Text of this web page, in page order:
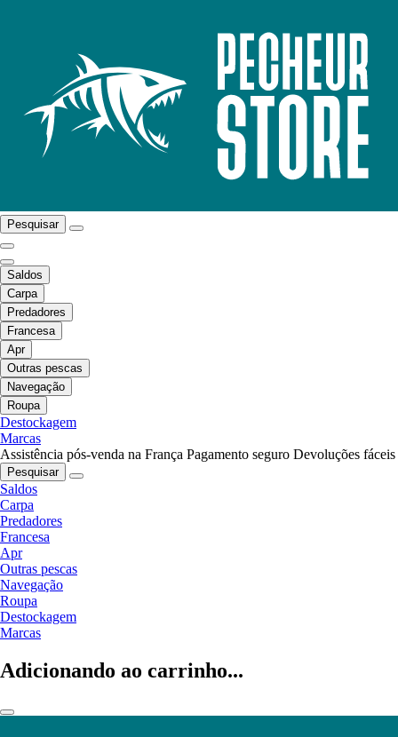
Pesquisar
Saldos
Carpa
Predadores
Francesa
Apr
Outras pescas
Navegação
Roupa
Destockagem
Marcas
Assistência pós-venda na França Pagamento seguro Devoluções fáceis
Pesquisar
Saldos
Carpa
Predadores
Francesa
Apr
Outras pescas
Navegação
Roupa
Destockagem
Marcas
Adicionando ao carrinho...